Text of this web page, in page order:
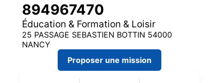
894967470
Éducation & Formation & Loisir
25 PASSAGE SEBASTIEN BOTTIN 54000
NANCY
Proposer une mission